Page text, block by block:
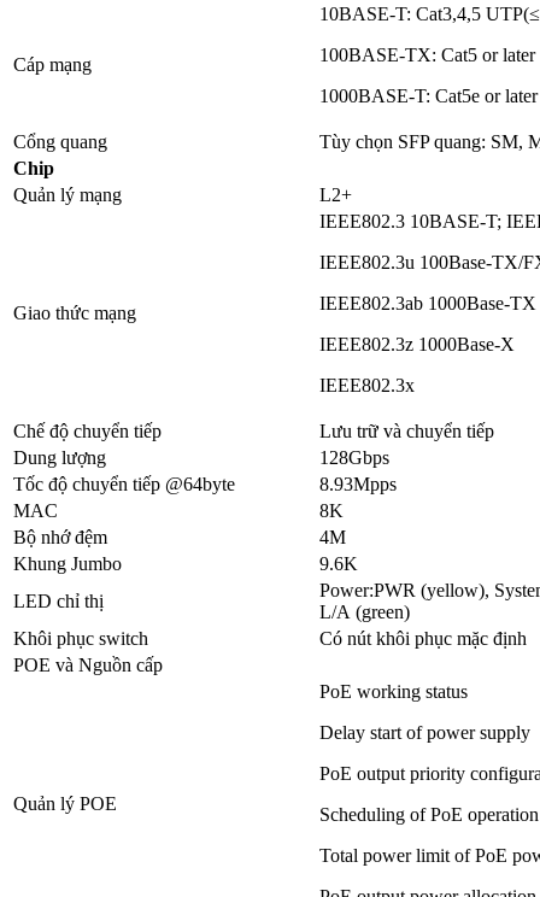
Cáp mạng
10BASE-T: Cat3,4,5
100BASE-TX: Cat5 or
1000BASE-T: Cat5e or
Cổng quang
Tùy chọn SFP quang: SM,
Chip
Quản lý mạng
L2+
Giao thức mạng
IEEE802.3 10BASE-T;
IEEE802.3u 100Base-TX/
IEEE802.3ab 1000Base-TX
IEEE802.3z 1000Base-X
IEEE802.3x
Chế độ chuyển tiếp
Lưu trữ và chuyển tiếp
Dung lượng
128Gbps
Tốc độ chuyển tiếp @64byte
8.93Mpps
MAC
8K
Bộ nhớ đệm
4M
Khung Jumbo
9.6K
LED chỉ thị
Power:PWR (yellow),
L/A (green)
Khôi phục switch
Có nút khôi phục mặc định
POE và Nguồn cấp
Quản lý POE
PoE working status
Delay start of power supply
PoE output priority
Scheduling of PoE
Total power limit of PoE